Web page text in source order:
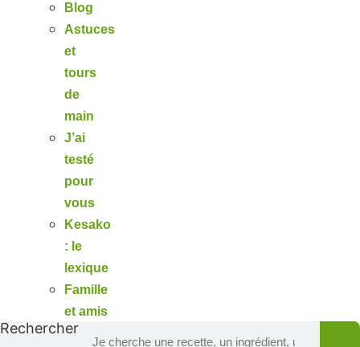
Blog
Astuces
et
tours
de
main
J’ai
testé
pour
vous
Kesako
: le
lexique
Famille
et amis
Rechercher